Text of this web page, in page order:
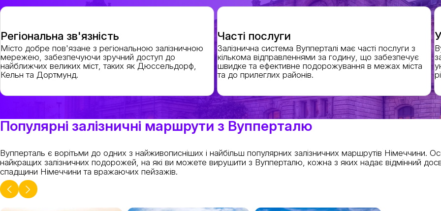
Регіональна зв'язність
Місто добре пов'язане з регіональною залізничною
мережею, забезпечуючи зручний доступ до
найближчих великих міст, таких як Дюссельдорф,
Кельн та Дортмунд.
Часті послуги
Залізнична система Вупперталі має часті послуги з
кількома відправленнями за годину, що забезпечує
швидке та ефективне подорожування в межах міста
та до прилеглих районів.
Популярні залізничні маршрути з Вупперталю
Вупперталь є ворітьми до одних з найживописніших і найбільш популярних залізничних маршрутів Німеччини.
найкращих залізничних подорожей, на які ви можете вирушити з Вупперталю, кожна з яких надає відмінний
спадщини Німеччини та вражаючих пейзажів.